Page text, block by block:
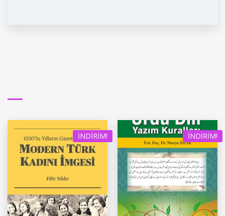
İNDIRIM! İNDIRIM!